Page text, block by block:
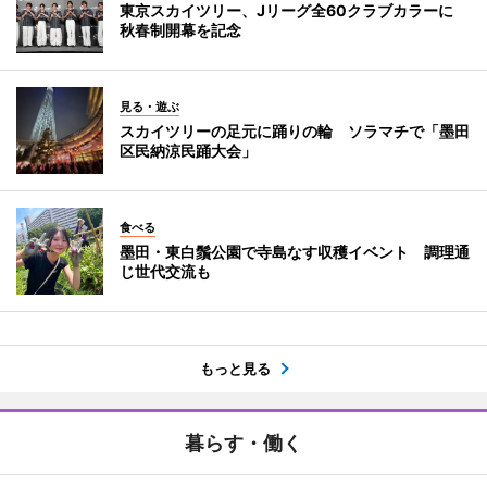
東京スカイツリー、Jリーグ全60クラブカラーに
秋春制開幕を記念
見る・遊ぶ
スカイツリーの足元に踊りの輪 ソラマチで「墨田
区民納涼民踊大会」
食べる
墨田・東白鬚公園で寺島なす収穫イベント 調理通
じ世代交流も
もっと見る
暮らす・働く